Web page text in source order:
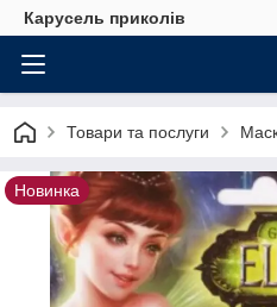
Карусель приколів
Товари та послуги
Новинка